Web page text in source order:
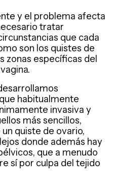
y el problema afecta
tratar
que cada
son los quistes de
zonas específicas del
que habitualmente
invasiva y
más sencillos,
quiste de ovario,
donde además hay
que a menudo
sí por culpa del tejido